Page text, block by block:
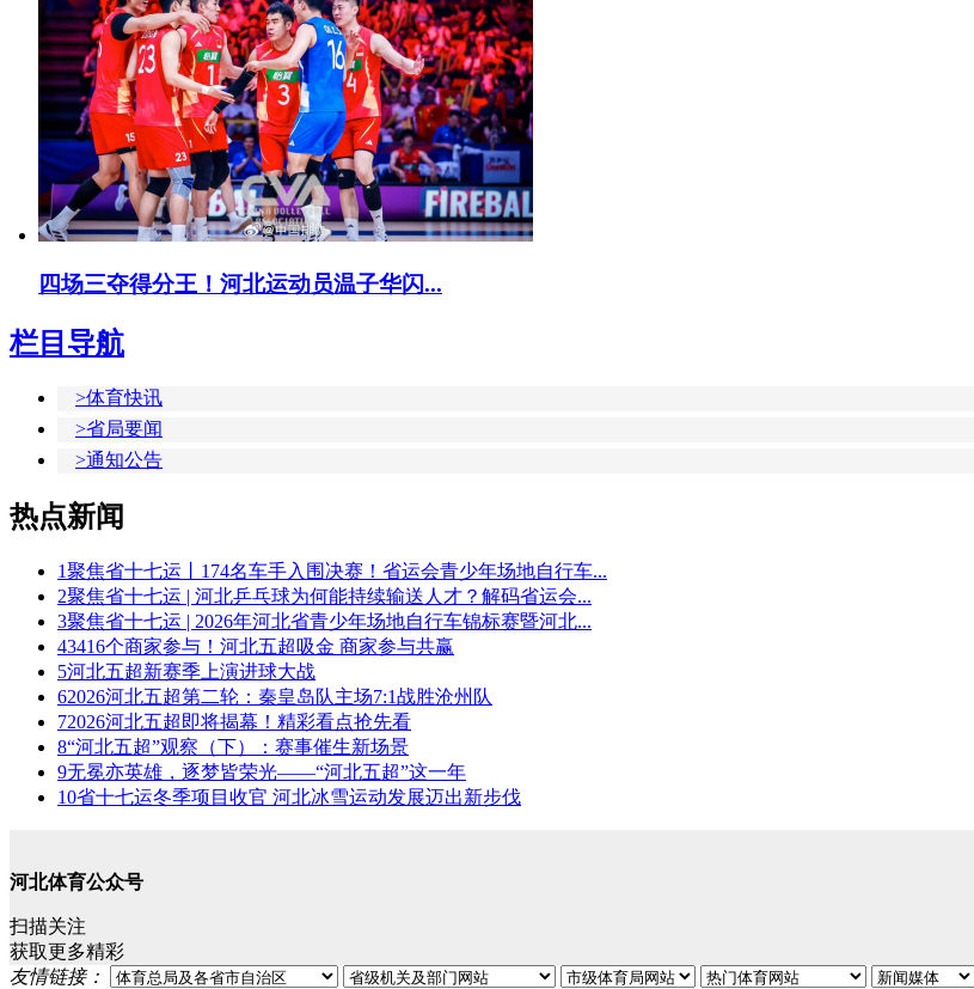
四场三夺得分王！河北运动员温子华闪...
栏目导航
>体育快讯
>省局要闻
>通知公告
热点新闻
1聚焦省十七运丨174名车手入围决赛！省运会青少年场地自行车...
2聚焦省十七运 | 河北乒乓球为何能持续输送人才？解码省运会...
3聚焦省十七运 | 2026年河北省青少年场地自行车锦标赛暨河北...
43416个商家参与！河北五超吸金 商家参与共赢
5河北五超新赛季上演进球大战
62026河北五超第二轮：秦皇岛队主场7:1战胜沧州队
72026河北五超即将揭幕！精彩看点抢先看
8“河北五超”观察（下）：赛事催生新场景
9无冕亦英雄，逐梦皆荣光——“河北五超”这一年
10省十七运冬季项目收官 河北冰雪运动发展迈出新步伐
河北体育公众号
扫描关注
获取更多精彩
友情链接：